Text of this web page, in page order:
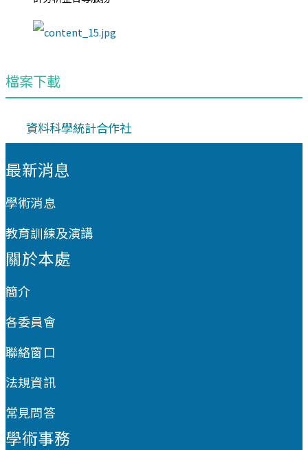
檔案下載
資料科學統計合作社
最新消息
學術消息
教育訓練及演講
關於本處
簡介
各委員會
聯絡窗口
法規資訊
常見問答
學術事務